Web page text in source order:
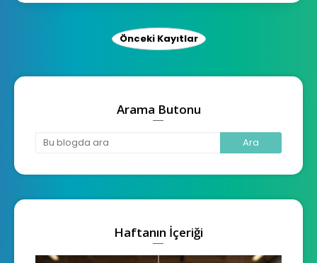
Önceki Kayıtlar
Arama Butonu
Haftanın İçeriği